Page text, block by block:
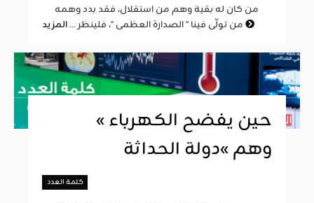
من تولّى فينا " الصدارة العظمى "، فلينظر ...
« حين يفضح الكهرباء
وهم »دولة الحداثة
كلمة العدد